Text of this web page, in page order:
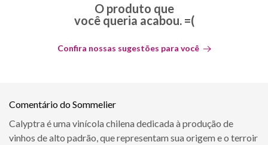
O produto que
você queria acabou. =(
Confira nossas sugestões para você
Comentário do Sommelier
Calyptra é uma vinícola chilena dedicada à produção de
vinhos de alto padrão, que representam sua origem e o terroir